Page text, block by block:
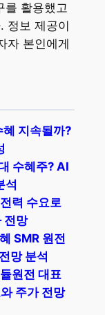
를 활용했고
정보 제공이
자 본인에게
지속될까?
수혜주? AI
석
력 수요로
전망
SMR 원전
망 분석
원전 대표
주가 전망